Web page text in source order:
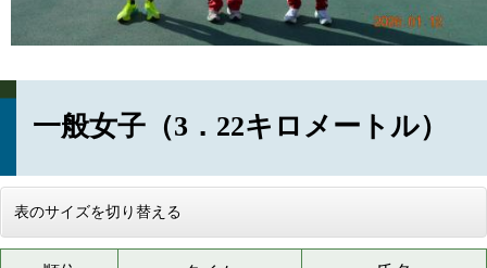
一般女子（3．22キロメートル）
表のサイズを切り替える